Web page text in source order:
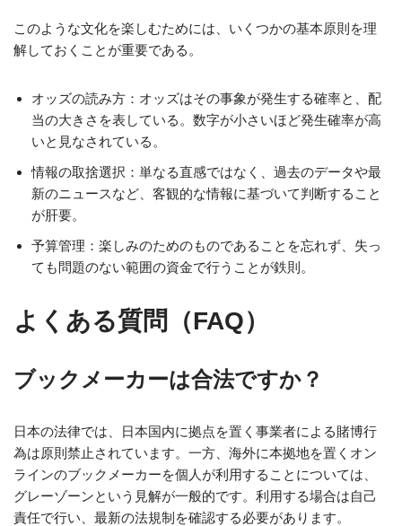
このような文化を楽しむためには、いくつかの基本原則を理
解しておくことが重要である。
オッズの読み方：オッズはその事象が発生する確率と、配
当の大きさを表している。数字が小さいほど発生確率が高
いと見なされている。
情報の取捨選択：単なる直感ではなく、過去のデータや最
新のニュースなど、客観的な情報に基づいて判断すること
が肝要。
予算管理：楽しみのためのものであることを忘れず、失っ
ても問題のない範囲の資金で行うことが鉄則。
よくある質問（FAQ）
ブックメーカーは合法ですか？
日本の法律では、日本国内に拠点を置く事業者による賭博行
為は原則禁止されています。一方、海外に本拠地を置くオン
ラインのブックメーカーを個人が利用することについては、
グレーゾーンという見解が一般的です。利用する場合は自己
責任で行い、最新の法規制を確認する必要があります。